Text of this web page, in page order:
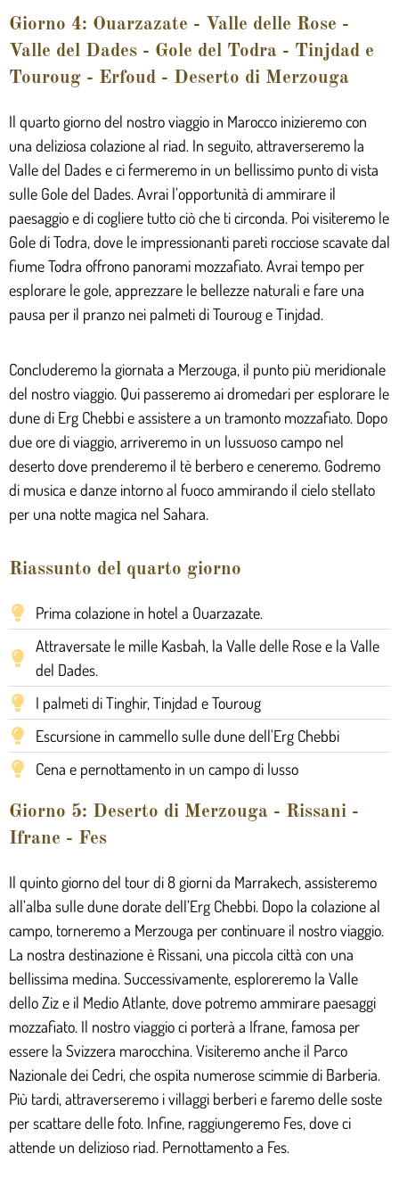
Giorno 4: Ouarzazate - Valle delle Rose -
Valle del Dades - Gole del Todra - Tinjdad e
Touroug - Erfoud - Deserto di Merzouga
Il quarto giorno del nostro viaggio in Marocco inizieremo con
una deliziosa colazione al riad. In seguito, attraverseremo la
Valle del Dades e ci fermeremo in un bellissimo punto di vista
sulle Gole del Dades. Avrai l’opportunità di ammirare il
paesaggio e di cogliere tutto ciò che ti circonda. Poi visiteremo le
Gole di Todra, dove le impressionanti pareti rocciose scavate dal
fiume Todra offrono panorami mozzafiato. Avrai tempo per
esplorare le gole, apprezzare le bellezze naturali e fare una
pausa per il pranzo nei palmeti di Touroug e Tinjdad.
Concluderemo la giornata a Merzouga, il punto più meridionale
del nostro viaggio. Qui passeremo ai dromedari per esplorare le
dune di Erg Chebbi e assistere a un tramonto mozzafiato. Dopo
due ore di viaggio, arriveremo in un lussuoso campo nel
deserto dove prenderemo il tè berbero e ceneremo. Godremo
di musica e danze intorno al fuoco ammirando il cielo stellato
per una notte magica nel Sahara.
Riassunto del quarto giorno
Prima colazione in hotel a Ouarzazate.
Attraversate le mille Kasbah, la Valle delle Rose e la Valle
del Dades.
I palmeti di Tinghir, Tinjdad e Touroug
Escursione in cammello sulle dune dell'Erg Chebbi
Cena e pernottamento in un campo di lusso
Giorno 5: Deserto di Merzouga - Rissani -
Ifrane - Fes
Il quinto giorno del tour di 8 giorni da Marrakech, assisteremo
all’alba sulle dune dorate dell’Erg Chebbi. Dopo la colazione al
campo, torneremo a Merzouga per continuare il nostro viaggio.
La nostra destinazione è Rissani, una piccola città con una
bellissima medina. Successivamente, esploreremo la Valle
dello Ziz e il Medio Atlante, dove potremo ammirare paesaggi
mozzafiato. Il nostro viaggio ci porterà a Ifrane, famosa per
essere la Svizzera marocchina. Visiteremo anche il Parco
Nazionale dei Cedri, che ospita numerose scimmie di Barberia.
Più tardi, attraverseremo i villaggi berberi e faremo delle soste
per scattare delle foto. Infine, raggiungeremo Fes, dove ci
attende un delizioso riad. Pernottamento a Fes.